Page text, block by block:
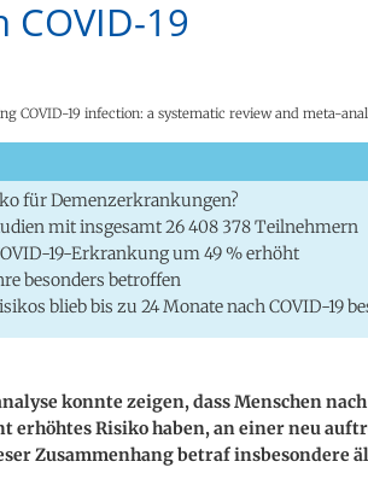
COVID-19
COVID-19 infection: a systematic review and meta-
für Demenzerkrankungen?
mit insgesamt 26 408 378 Teilnehmern
19-Erkrankung um 49 % erhöht
besonders betroffen
blieb bis zu 24 Monate nach COVID-19
konnte zeigen, dass Menschen
Risiko haben, an einer neu
Zusammenhang betraf insbesondere